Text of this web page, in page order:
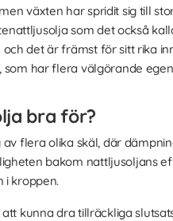
växten har spridit sig till
som det också
det är främst för sitt rika
har flera välgörande
bra för?
flera olika skäl, där
bakom nattljusoljans
i kroppen.
kunna dra tillräckliga